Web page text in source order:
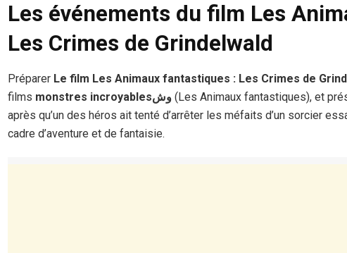
Les événements du film Les
Les Crimes de Grindelwald
Préparer Le film Les Animaux fantastiques : Les Crimes de
films
monstres incroyablesوش (Les Animaux fantastiques), et
après qu’un des héros ait tenté d’arrêter les méfaits d’un sorcier
cadre d’aventure et de fantaisie.